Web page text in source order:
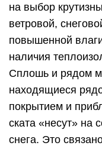
на выбор
ветровой,
повышенной
наличия
Сплошь и рядом
находящиеся
покрытием и
ската «несут» на
снега. Это